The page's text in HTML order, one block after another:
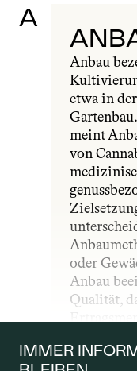
A
Anbau
etwa in
meint
von
oder
Anbau
Qualität,
IMMER